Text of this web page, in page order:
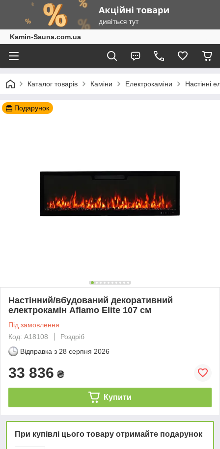
Kamin-Sauna.com.ua
Каталог товарів Каміни Електрокаміни Настінні
Подарунок
Настінний/вбудований декоративний
електрокамін Aflamo Elite 107 см
Під замовлення
Код: А18108
Роздріб
Відправка з 28 серпня 2026
33 836 ₴
Купити
При купівлі цього товару отримайте подарунок